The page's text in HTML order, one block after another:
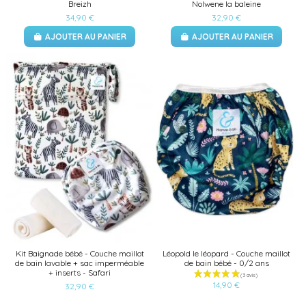
Breizh
34,90 €
AJOUTER AU PANIER
Nolwene la baleine
32,90 €
AJOUTER AU PANIER
Kit Baignade bébé - Couche maillot
de bain lavable + sac imperméable
+ inserts - Safari
32,90 €
Léopold le léopard - Couche maillot
de bain bébé - 0/2 ans
14,90 €